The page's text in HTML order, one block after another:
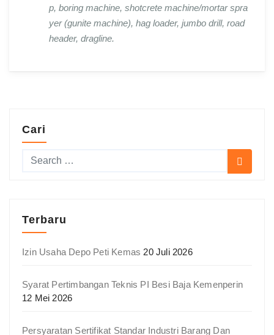
p, boring machine, shotcrete machine/mortar spra
yer (gunite machine), hag loader, jumbo drill, road
header, dragline.
Cari
Terbaru
Izin Usaha Depo Peti Kemas 20 Juli 2026
Syarat Pertimbangan Teknis PI Besi Baja Kemenperin
12 Mei 2026
Persyaratan Sertifikat Standar Industri Barang Dan